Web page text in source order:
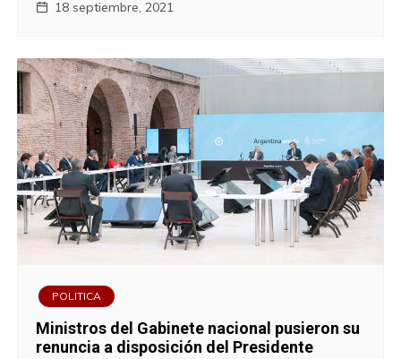
18 septiembre, 2021
POLITICA
Ministros del Gabinete nacional pusieron su
renuncia a disposición del Presidente